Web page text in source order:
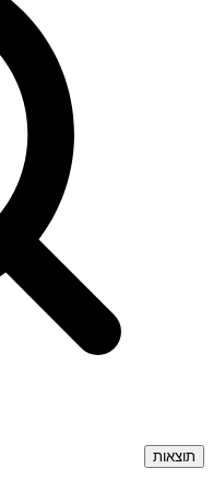
תוצאות